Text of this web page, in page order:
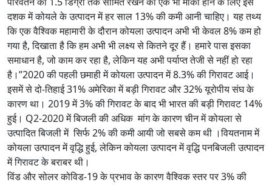
दशक में कोयले के उत्पादन में हर साल 13% की कमी आनी चाहिए। यह तथ्य
कि एक वैश्विक महामारी के दौरान कोयला उत्पादन अभी भी केवल 8% कम हो
गया है, दिखाता है कि हम अभी भी लक्ष्य से कितने दूर हैं। हमारे पास इसका
समाधान है, जो काम कर रहा है, लेकिन यह अभी पर्याप्त तेजी से नहीं हो रहा
है।”2020 की पहली छमाही में कोयला उत्पादन में 8.3% की गिरावट आई।
इसमें से दो-तिहाई 31% अमेरिका में बड़ी गिरावट और 32% यूरोपीय संघ के
कारण था। 2019 में 3% की गिरावट के बाद भी भारत की बड़ी गिरावट 14%
हुई। Q2-2020 में बिजली की अधिक मांग के कारण चीन में कोयला से
उत्पादित बिजली में सिर्फ 2% की कमी आयी जो सबसे कम थी ।वियतनाम में
कोयला उत्पादन में वृद्धि हुई, लेकिन कोयला उत्पादन में वृद्धि पनबिजली उत्पादन
में गिरावट के बराबर थी।
विंड और सोलर कोविड-19 के प्रभाव के कारण वैश्विक स्तर पर 3% की